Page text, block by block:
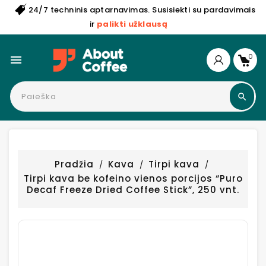
24/7 techninis aptarnavimas. Susisiekti su pardavimais
ir palikti užklausą
 0
Pradžia Kava
Tirpi kava
Tirpi kava be kofeino vienos porcijos “Puro
Decaf Freeze Dried Coffee Stick”, 250 vnt.